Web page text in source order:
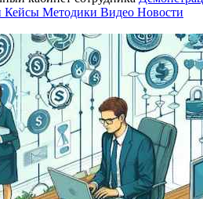
Кейсы Методики Видео Новости